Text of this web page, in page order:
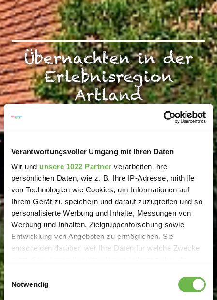
Verantwortungsvoller Umgang mit Ihren Daten
Wir und unsere 1022 Partner verarbeiten Ihre
persönlichen Daten, wie z. B. Ihre IP-Adresse, mithilfe
von Technologien wie Cookies, um Informationen auf
Ihrem Gerät zu speichern und darauf zuzugreifen und so
personalisierte Werbung und Inhalte, Messungen von
Werbung und Inhalten, Zielgruppenforschung sowie
Entwicklung von Angeboten zu ermöglichen. Sie
entscheiden darüber, wer Ihre Daten für welche Zwecke
Trigger Symbol ändern oder widerrufen
Einwilligungsauswahl
Notwendig
Übernachten in der
Erlebnisregion
Artland
Ihre Gastgeber freuen sich auf Sie